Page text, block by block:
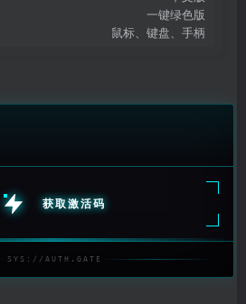
一键绿色版
鼠标、键盘、手柄
获取激活码
SYS://AUTH.GATE